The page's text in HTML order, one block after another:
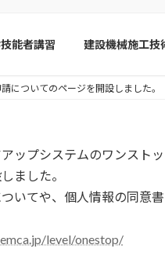
能者講習 建設機械施工技
についてのページを開設しました。
ップシステムのワンスト
ました。
いてや、個人情報の同意
level/onestop/